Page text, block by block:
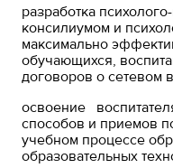
разработка
консилиумом и
максимально
обучающихся,
договоров о сетевом
освоение
способов и приемов
учебном процессе
образовательных